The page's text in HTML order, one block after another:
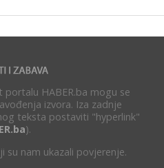
HABER.ba mogu se
izvora. Iza zadnje
teksta postaviti "hyperlink"
).
su nam ukazali povjerenje.